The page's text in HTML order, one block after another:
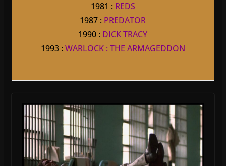
1981 : REDS
1987 : PREDATOR
1990 : DICK TRACY
1993 : WARLOCK : THE ARMAGEDDON